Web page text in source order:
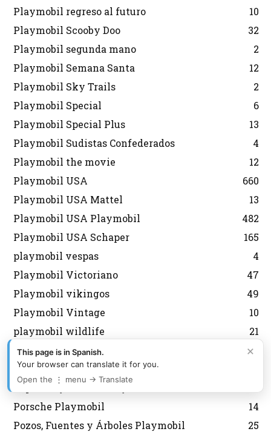
Playmobil regreso al futuro
10
Playmobil Scooby Doo
32
Playmobil segunda mano
2
Playmobil Semana Santa
12
Playmobil Sky Trails
2
Playmobil Special
6
Playmobil Special Plus
13
Playmobil Sudistas Confederados
4
Playmobil the movie
12
Playmobil USA
660
Playmobil USA Mattel
13
Playmobil USA Playmobil
482
Playmobil USA Schaper
165
playmobil vespas
4
Playmobil Victoriano
47
Playmobil vikingos
49
Playmobil Vintage
10
playmobil wildlife
21
Playmobil XXL
11
Policias Playmobil
PopStars y Música Playmobil
Porsche Playmobil
14
Pozos, Fuentes y Árboles Playmobil
25
×
This page is in Spanish.
Your browser can translate it for you.
Open the ⋮ menu → Translate